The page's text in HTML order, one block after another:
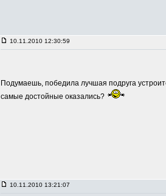
10.11.2010 12:30:59
Подумаешь, победила лучшая подруга
самые достойные оказались?
10.11.2010 13:21:07